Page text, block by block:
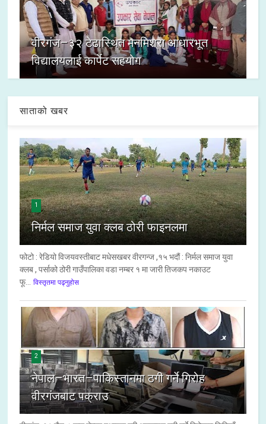
वीरगंज–३२ टेढास्थित मनमिश्रा आधारभूत
विद्यालयलाई कार्पेट सहयोग
साताको खबर
1
निर्मल समाज युवा क्लब ठोरी फाइनलमा
फोटो : रेडियो विजयवस्तीबाट मधेसखबर वीरगन्ज ,१५ भदौं : निर्मल समाज युवा
क्लब , पर्साको ठोरी गाउँपालिका वडा नम्बर १ मा जारी तिजकप नकाउट
फू...
विस्तृतमा पढ्नुहोस
2
नेपाल–भारत–पाकिस्तानमा ठगी गर्ने गिरोह
वीरगंजबाट पक्राउ